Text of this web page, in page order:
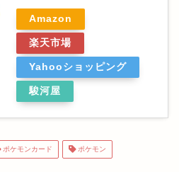
Amazon
楽天市場
Yahooショッピング
駿河屋
ポケモンカード ポケモン